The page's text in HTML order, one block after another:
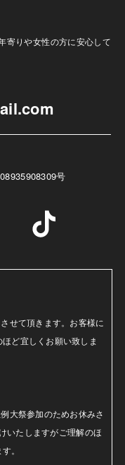
寄りや女性の方に安心して
号
せて頂きます。お客様に
ど宜しくお願い致しま
大祭参加のためお休みさ
いたしますがご理解のほ
。